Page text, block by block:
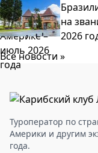
на
2026
Все новости »
Туроператор по
Америки и другим
года.